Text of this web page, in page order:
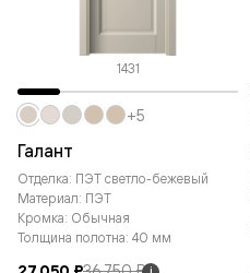
1431
Галант
Отделка: ПЭТ светло-бежевый
Материал: ПЭТ
Кромка: Обычная
Толщина полотна: 40 мм
+5